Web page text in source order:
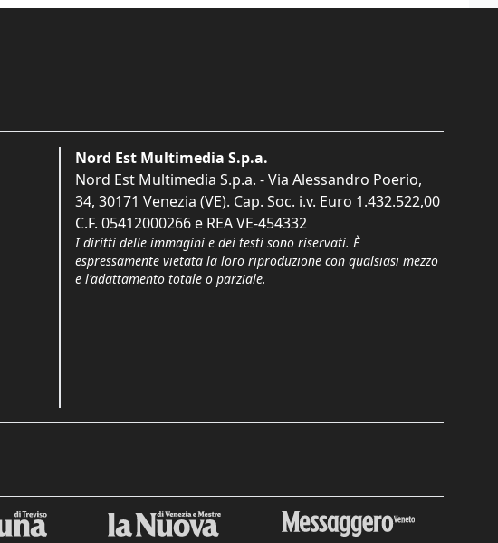
Nord Est Multimedia S.p.a.
Nord Est Multimedia S.p.a. - Via Alessandro Poerio,
34, 30171 Venezia (VE). Cap. Soc. i.v. Euro 1.432.522,00
C.F. 05412000266 e REA VE-454332
I diritti delle immagini e dei testi sono riservati. È
espressamente vietata la loro riproduzione con qualsiasi mezzo
e l'adattamento totale o parziale.